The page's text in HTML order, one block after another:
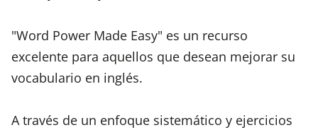
"Word Power Made Easy" es un recurso
excelente para aquellos que desean mejorar su
vocabulario en inglés.
A través de un enfoque sistemático y ejercicios